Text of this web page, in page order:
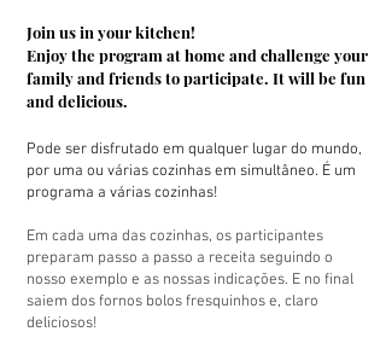
Join us in your kitchen!
Enjoy the program at home and challenge your
family and friends to participate. It will be fun
and delicious.
Pode ser disfrutado em qualquer lugar do mundo,
por uma ou várias cozinhas em simultâneo. É um
programa a várias cozinhas!
Em cada uma das cozinhas, os participantes
preparam passo a passo a receita seguindo o
nosso exemplo e as nossas indicações. E no final
saiem dos fornos bolos fresquinhos e, claro
deliciosos!